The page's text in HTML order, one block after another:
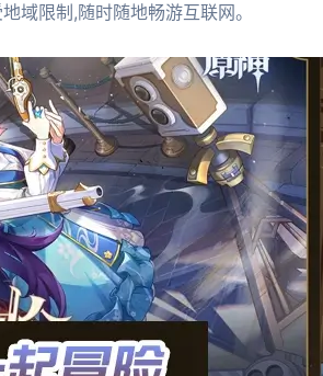
域限制,随时随地畅游互联网。